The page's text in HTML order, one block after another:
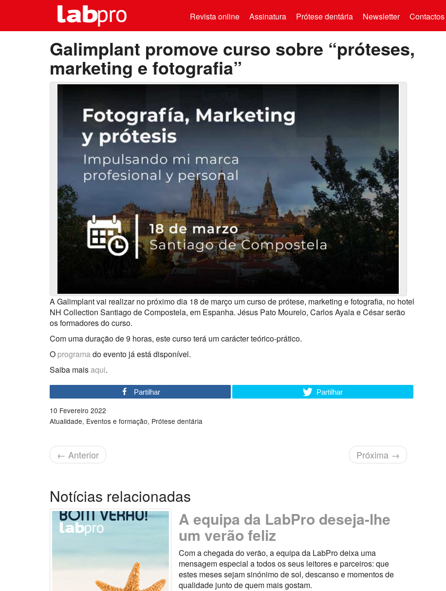
Revista online Assinatura Prótese dentária Newsletter Contactos
Galimplant promove curso sobre “próteses,
marketing e fotografia”
A Galimplant vai realizar no próximo dia 18 de março um curso de prótese, marketing e fotografia, no hotel
NH Collection Santiago de Compostela, em Espanha. Jésus Pato Mourelo, Carlos Ayala e César serão
os formadores do curso.
Com uma duração de 9 horas, este curso terá um carácter teórico-prático.
O programado evento já está disponível.
Saiba maisaqui.
Partilhar Partilhar
10 Fevereiro 2022
Atualidade Eventos e formação Prótese dentária
← Anterior Próxima →
Notícias relacionadas
A equipa da LabPro deseja-lhe
um verão feliz
Com a chegada do verão, a equipa da LabPro deixa uma
mensagem especial a todos os seus leitores e parceiros: que
estes meses sejam sinónimo de sol, descanso e momentos de
qualidade junto de quem mais gostam.